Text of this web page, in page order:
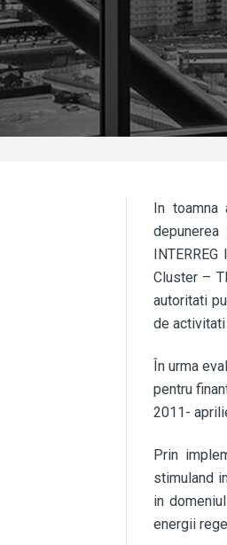
In toamna
Cluster –
autoritati
de
În urma
pentru
2011-
Prin
stimuland
in
energii